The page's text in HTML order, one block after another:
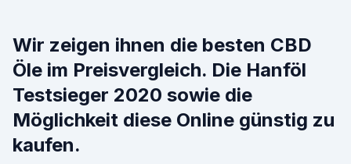
Wir zeigen ihnen die besten CBD
Öle im Preisvergleich. Die Hanföl
Testsieger 2020 sowie die
Möglichkeit diese Online günstig zu
kaufen.